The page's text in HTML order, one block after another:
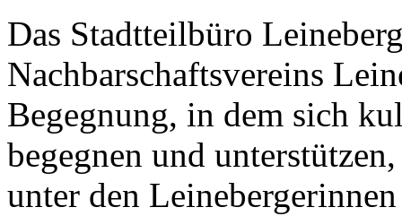
Das Stadtteilbüro
Nachbarschaftsvereins
Begegnung, in dem sich
begegnen und
unter den